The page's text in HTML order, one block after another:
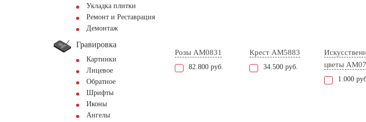
Укладка плитки
Ремонт и Реставрация
Демонтаж
Гравировка
Картинки
Лицевое
Обратное
Шрифты
Иконы
Ангелы
Розы AM0831
82.800 руб.
Крест AM5883
34.500 руб.
цветы
1.000